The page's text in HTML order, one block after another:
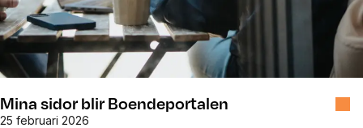
Mina sidor blir Boendeportalen
25 februari 2026